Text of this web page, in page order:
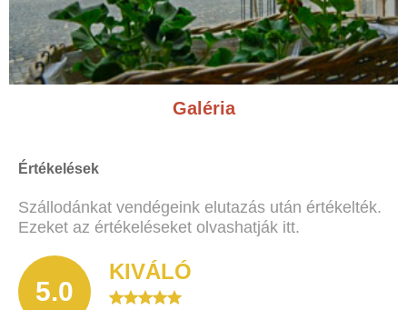
Galéria
Értékelések
5.0
KIVÁLÓ
Szállodánkat vendégeink elutazás után értékelték.
Ezeket az értékeléseket olvashatják itt.